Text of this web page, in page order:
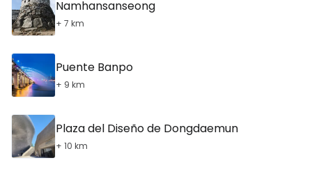
Namhansanseong
+ 7 km
Puente Banpo
+ 9 km
Plaza del Diseño de Dongdaemun
+ 10 km